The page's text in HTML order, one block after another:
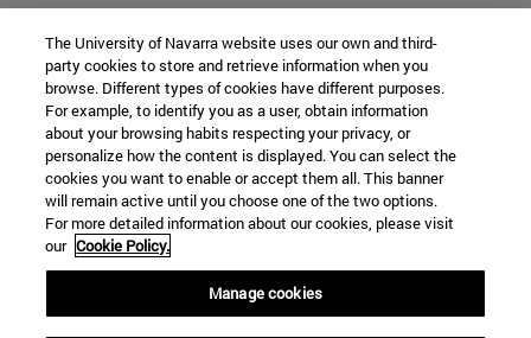
The University of Navarra website uses our own and third-
party cookies to store and retrieve information when you
browse. Different types of cookies have different purposes.
For example, to identify you as a user, obtain information
about your browsing habits respecting your privacy, or
personalize how the content is displayed. You can select the
cookies you want to enable or accept them all. This banner
will remain active until you choose one of the two options.
For more detailed information about our cookies, please visit
our Cookie Policy.
Manage cookies